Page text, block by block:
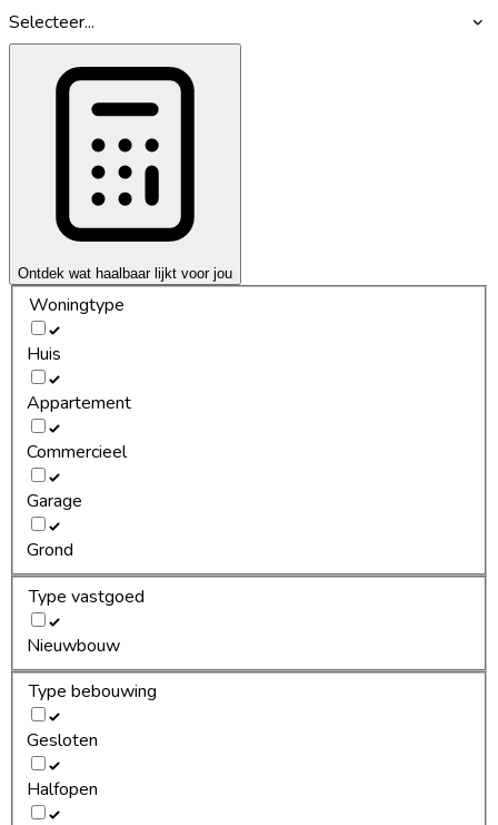
Selecteer...
Ontdek wat haalbaar lijkt voor jou
Woningtype
Huis
Appartement
Commercieel
Garage
Grond
Type vastgoed
Nieuwbouw
Type bebouwing
Gesloten
Halfopen